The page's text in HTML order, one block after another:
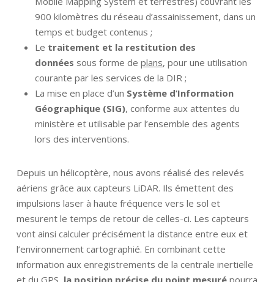
900 kilomètres du réseau d’assainissement, dans un
temps et budget contenus ;
Le traitement et la restitution des
données sous forme de plans, pour une utilisation
courante par les services de la DIR ;
La mise en place d’un Système d’Information
Géographique (SIG), conforme aux attentes du
ministère et utilisable par l’ensemble des agents
lors des interventions.
Depuis un hélicoptère, nous avons réalisé des relevés
aériens grâce aux capteurs LiDAR. Ils émettent des
impulsions laser à haute fréquence vers le sol et
mesurent le temps de retour de celles-ci. Les capteurs
vont ainsi calculer précisément la distance entre eux et
l’environnement cartographié. En combinant cette
information aux enregistrements de la centrale inertielle
et du GPS, la position précise du point mesurépourra